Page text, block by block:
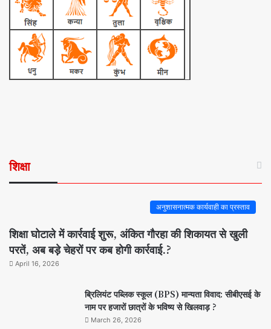
शिक्षा
अनुशासनात्मक कार्यवाही का प्रस्ताव
शिक्षा घोटाले में कार्रवाई शुरू, अंकित गौरहा की शिकायत से खुली
परतें, अब बड़े चेहरों पर कब होगी कार्रवाई.?
April 16, 2026
ब्रिलियंट पब्लिक स्कूल (BPS) मान्यता विवाद: सीबीएसई के
नाम पर हजारों छात्रों के भविष्य से खिलवाड़ ?
March 26, 2026